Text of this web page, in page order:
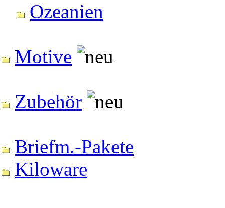
Ozeanien
Motive
Zubehör
Briefm.-Pakete
Kiloware